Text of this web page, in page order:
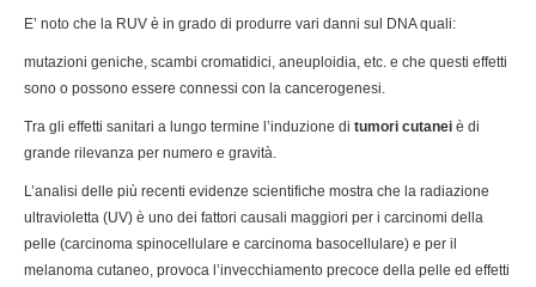
E’ noto che la RUV è in grado di produrre vari danni sul DNA quali:
mutazioni geniche, scambi cromatidici, aneuploidia, etc. e che questi effetti
sono o possono essere connessi con la cancerogenesi.
Tra gli effetti sanitari a lungo termine l’induzione di tumori cutanei è di
grande rilevanza per numero e gravità.
L’analisi delle più recenti evidenze scientifiche mostra che la radiazione
ultravioletta (UV) è uno dei fattori causali maggiori per i carcinomi della
pelle (carcinoma spinocellulare e carcinoma basocellulare) e per il
melanoma cutaneo, provoca l’invecchiamento precoce della pelle ed effetti